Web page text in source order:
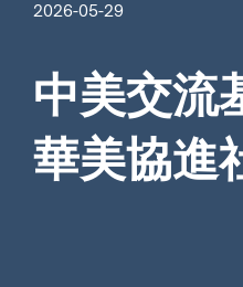
2026-05-29
中美交流
華美協進